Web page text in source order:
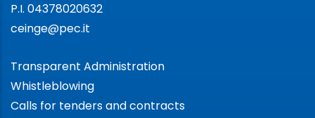
P.I. 04378020632
ceinge@pec.it
Transparent Administration
Whistleblowing
Calls for tenders and contracts